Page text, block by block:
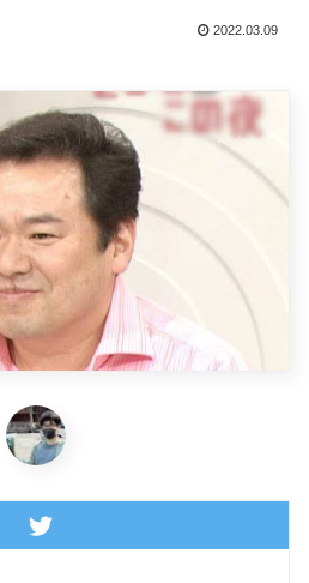
2022.03.09